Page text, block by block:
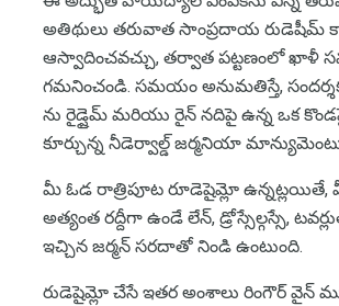
అతిథులు తరువాత సాంప్రదాయ రుడెషీమ్
ఆస్వాదించవచ్చు, తర్వాత పట్టణంలో ఖాళీ
గమనించండి. సమయం అనుమతిస్తే,
ను రైడ్షైమ్ మరియు రైన్ నదిపై ఉన్న ఒక
కూర్చున్న నీడెర్వాల్డ్ జర్మనియా
మీ ఓడ రాత్రిపూట రూడెషైమ్లో ఉన్నట్లయితే,
అత్యంత రద్దీగా ఉండే లేన్, డ్రోస్సేల్గస్సే,
ఇచ్చిన జర్మన్ సరదాతో నిండి ఉంటుంది.
రుడెషైమ్లో చేసే ఇతర అంశాలు రింగౌర్ వైన్